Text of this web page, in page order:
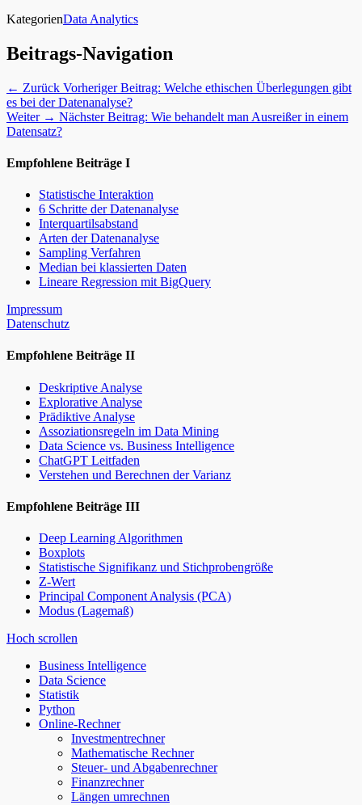
KategorienData Analytics
Beitrags-Navigation
← Zurück Vorheriger Beitrag: Welche ethischen Überlegungen gibt
es bei der Datenanalyse?
Weiter → Nächster Beitrag: Wie behandelt man Ausreißer in einem
Datensatz?
Empfohlene Beiträge I
Statistische Interaktion
6 Schritte der Datenanalyse
Interquartilsabstand
Arten der Datenanalyse
Sampling Verfahren
Median bei klassierten Daten
Lineare Regression mit BigQuery
Impressum
Datenschutz
Empfohlene Beiträge II
Deskriptive Analyse
Explorative Analyse
Prädiktive Analyse
Assoziationsregeln im Data Mining
Data Science vs. Business Intelligence
ChatGPT Leitfaden
Verstehen und Berechnen der Varianz
Empfohlene Beiträge III
Deep Learning Algorithmen
Boxplots
Statistische Signifikanz und Stichprobengröße
Z-Wert
Principal Component Analysis (PCA)
Modus (Lagemaß)
Hoch scrollen
Business Intelligence
Data Science
Statistik
Python
Online-Rechner
Investmentrechner
Mathematische Rechner
Steuer- und Abgabenrechner
Finanzrechner
Längen umrechnen